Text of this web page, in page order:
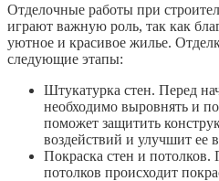
Отделочные работы при
играют важную роль, так как
уютное и красивое жилье.
следующие этапы:
Штукатурка стен. Перед
необходимо выровнять и
поможет защитить
воздействий и улучшит ее
Покраска стен и потолков.
потолков происходит